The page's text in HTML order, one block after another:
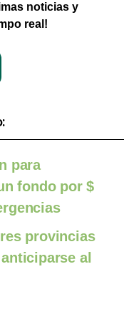
noticias y
real!
para
fondo por $
provincias
al